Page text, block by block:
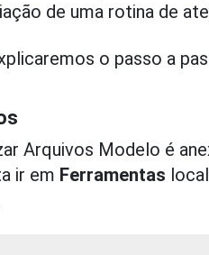
de uma rotina de
o passo a
Arquivos Modelo é
ir em Ferramentas